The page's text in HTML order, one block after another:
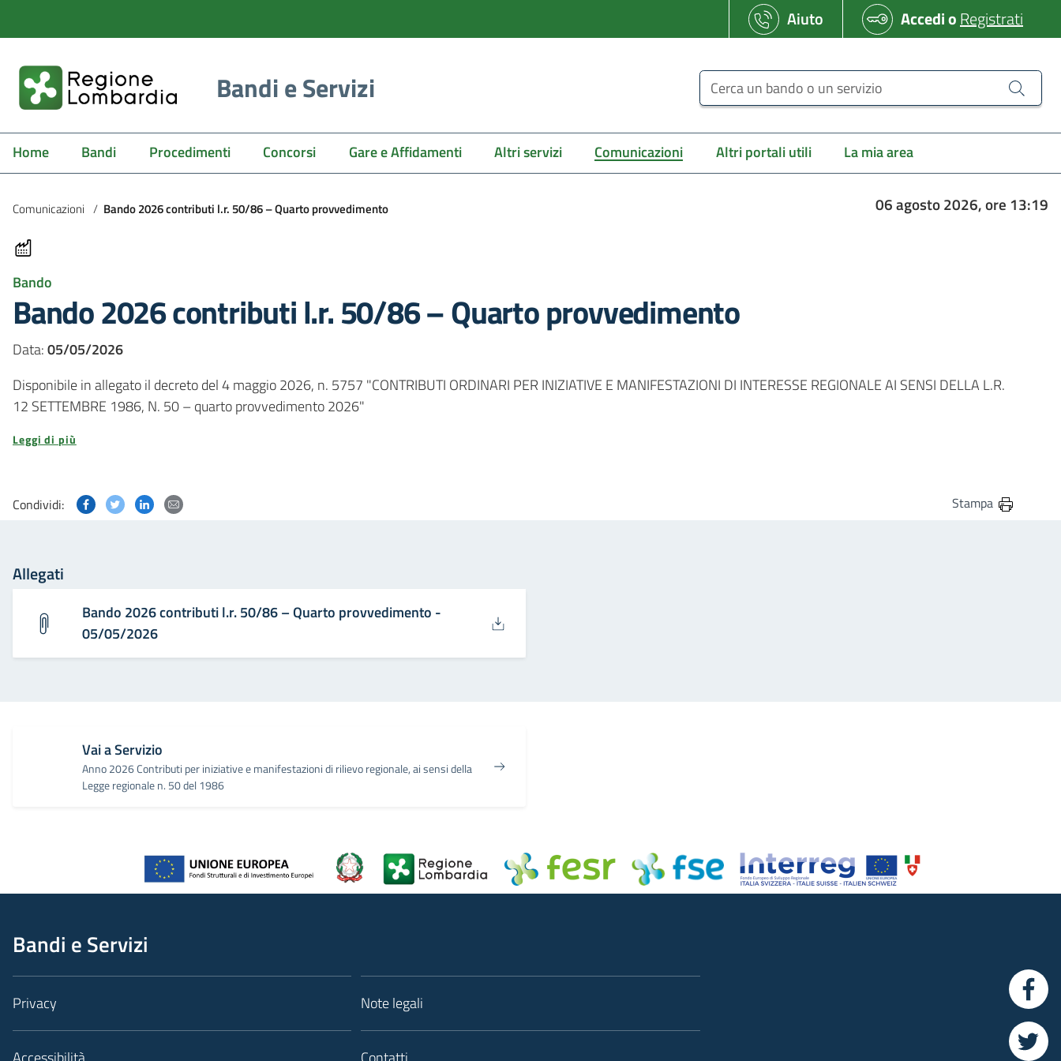
Aiuto AccedioRegistrati
Bandi e Servizi Cerca un bando o un servizio
Home Bandi Procedimenti Concorsi Gare e Affidamenti Altri servizi Comunicazioni Altri portali utili La mia area
Comunicazioni / Bando 2026 contributi l.r. 50/86 – Quarto provvedimento 06 agosto 2026, ore 13:19
Bando
Bando 2026 contributi l.r. 50/86 – Quarto provvedimento
Data:05/05/2026
Disponibile in allegato il decreto del 4 maggio 2026, n. 5757 "CONTRIBUTI ORDINARI PER INIZIATIVE E MANIFESTAZIONI DI INTERESSE REGIONALE AI SENSI DELLA L.R.
12 SETTEMBRE 1986, N. 50 – quarto provvedimento 2026"
Leggi di più
Condividi: Condividi questa pagina su Facebook
Condividi questa pagina su Twitter
Condividi questa pagina su Linkedin Stampa
Allegati
Bando 2026 contributi l.r. 50/86 – Quarto provvedimento -
05/05/2026
Vai a Servizio
Anno 2026 Contributi per iniziative e manifestazioni di rilievo regionale, ai sensi della
Legge regionale n. 50 del 1986
Bandi e Servizi
Privacy Note legali